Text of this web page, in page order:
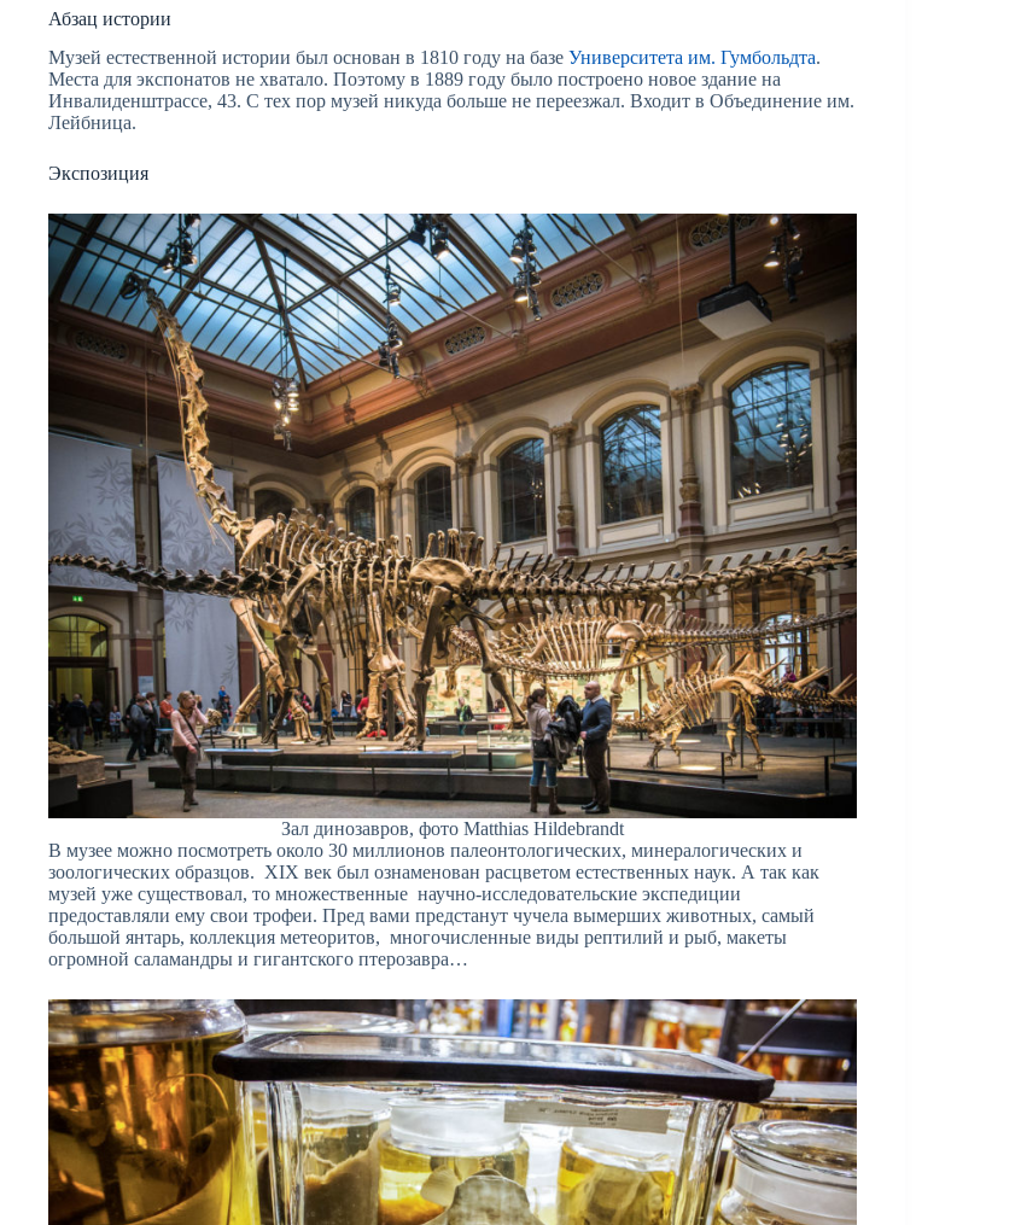
Абзац истории
Музей естественной истории был основан в 1810 году на базе Университета им. Гумбольдта.
Места для экспонатов не хватало. Поэтому в 1889 году было построено новое здание на
Инвалиденштрассе, 43. С тех пор музей никуда больше не переезжал. Входит в Объединение им.
Лейбница.
Экспозиция
Зал динозавров, фото Matthias Hildebrandt
В музее можно посмотреть около 30 миллионов палеонтологических, минералогических и
зоологических образцов. XIX век был ознаменован расцветом естественных наук. А так как
музей уже существовал, то множественные научно-исследовательские экспедиции
предоставляли ему свои трофеи. Пред вами предстанут чучела вымерших животных, самый
большой янтарь, коллекция метеоритов, многочисленные виды рептилий и рыб, макеты
огромной саламандры и гигантского птерозавра…